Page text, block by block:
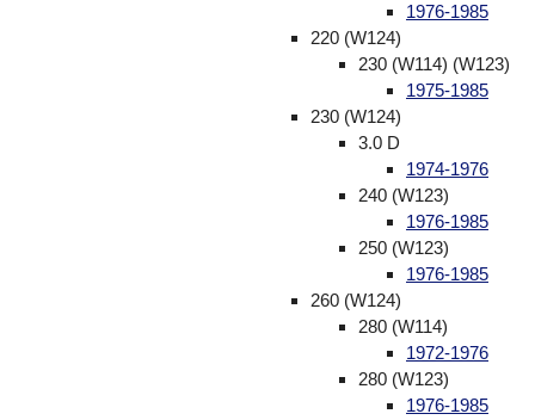
1976-1985
220 (W124)
230 (W114) (W123)
1975-1985
230 (W124)
3.0 D
1974-1976
240 (W123)
1976-1985
250 (W123)
1976-1985
260 (W124)
280 (W114)
1972-1976
280 (W123)
1976-1985